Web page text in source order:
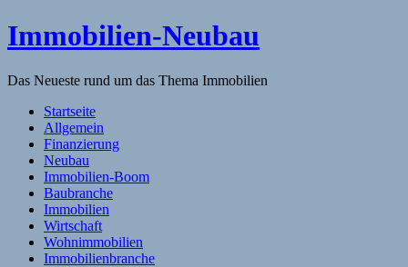
Skip
to
Immobilien-Neubau
Das Neueste rund um das Thema Immobilien
Startseite
Allgemein
Finanzierung
Neubau
Immobilien-Boom
Baubranche
Immobilien
Wirtschaft
Wohnimmobilien
Immobilienbranche